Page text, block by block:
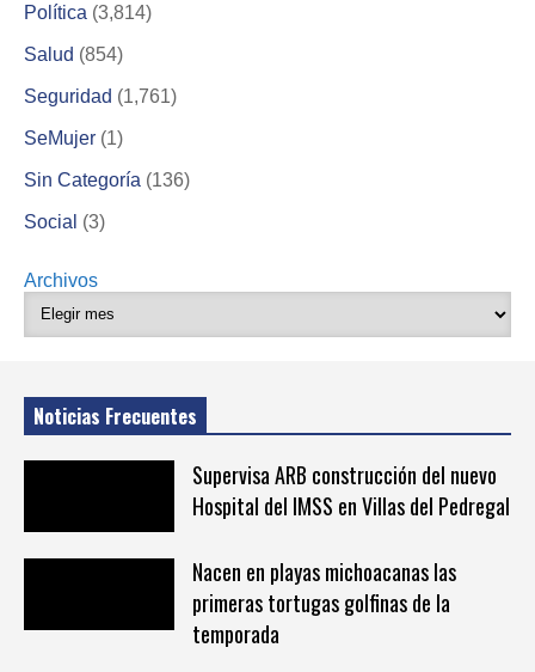
Política (3,814)
Salud (854)
Seguridad (1,761)
SeMujer (1)
Sin Categoría (136)
Social (3)
Archivos
Noticias Frecuentes
Supervisa ARB construcción del nuevo
Hospital del IMSS en Villas del Pedregal
Nacen en playas michoacanas las
primeras tortugas golfinas de la
temporada